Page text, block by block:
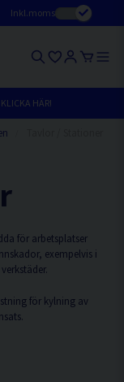
Inkl.moms
HÄR!
för arbetsplatser
exempelvis i
för kylning av